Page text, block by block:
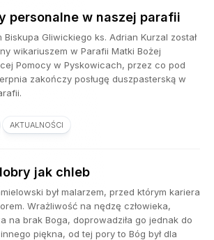
personalne w naszej parafii
Biskupa Gliwickiego ks. Adrian Kurzal został
wikariuszem w Parafii Matki Bożej
Pomocy w Pyskowicach, przez co pod
zakończy posługę duszpasterską w
AKTUALNOŚCI
jak chleb
był malarzem, przed którym kariera
Wrażliwość na nędzę człowieka,
na brak Boga, doprowadziła go jednak do
piękna, od tej pory to Bóg był dla